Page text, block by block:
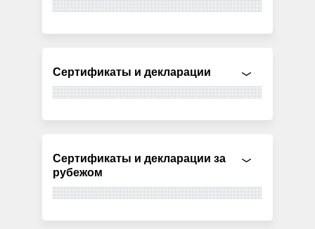
Сертификаты и декларации
Сертификаты и декларации за
рубежом